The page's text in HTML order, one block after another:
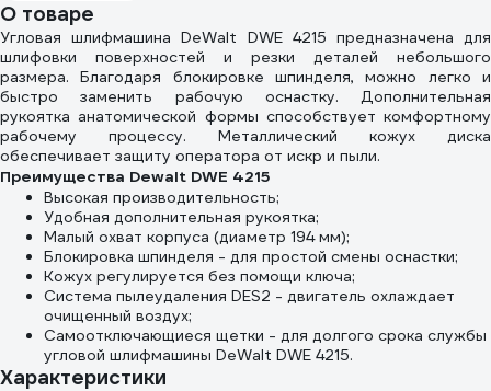
27751790
О товаре
Угловая шлифмашина DeWalt DWE 4215 предназначена для
шлифовки поверхностей и резки деталей небольшого
размера. Благодаря блокировке шпинделя, можно легко и
быстро заменить рабочую оснастку. Дополнительная
рукоятка анатомической формы способствует комфортному
рабочему процессу. Металлический кожух диска
обеспечивает защиту оператора от искр и пыли.
Преимущества Dewalt DWE 4215
Высокая производительность;
Удобная дополнительная рукоятка;
Малый охват корпуса (диаметр 194 мм);
Блокировка шпинделя - для простой смены оснастки;
Кожух регулируется без помощи ключа;
Система пылеудаления DES2 - двигатель охлаждает
очищенный воздух;
Самоотключающиеся щетки - для долгого срока службы
угловой шлифмашины DeWalt DWE 4215.
Характеристики